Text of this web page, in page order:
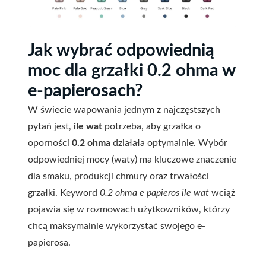
Jak wybrać odpowiednią
moc dla grzałki 0.2 ohma w
e-papierosach?
W świecie wapowania jednym z najczęstszych
pytań jest, ile wat potrzeba, aby grzałka o
oporności 0.2 ohma działała optymalnie. Wybór
odpowiedniej mocy (waty) ma kluczowe znaczenie
dla smaku, produkcji chmury oraz trwałości
grzałki. Keyword 0.2 ohma e papieros ile wat wciąż
pojawia się w rozmowach użytkowników, którzy
chcą maksymalnie wykorzystać swojego e-
papierosa.